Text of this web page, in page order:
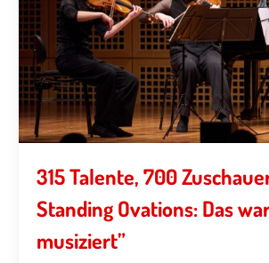
315 Talente, 700
Standing Ovations: Das
musiziert”